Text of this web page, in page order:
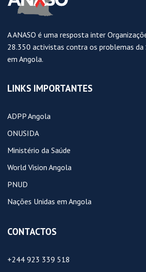
A ANASO é uma resposta inter
28.350 activistas contra os problemas da
em Angola.
LINKS IMPORTANTES
ADPP Angola
ONUSIDA
Ministério da Saúde
World Vision Angola
PNUD
Nações Unidas em Angola
CONTACTOS
+244 923 339 518